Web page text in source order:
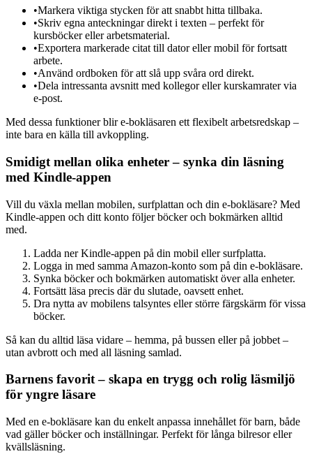
•Markera viktiga stycken för att snabbt hitta tillbaka.
•Skriv egna anteckningar direkt i texten – perfekt för
kursböcker eller arbetsmaterial.
•Exportera markerade citat till dator eller mobil för fortsatt
arbete.
•Använd ordboken för att slå upp svåra ord direkt.
•Dela intressanta avsnitt med kollegor eller kurskamrater via
e-post.
Med dessa funktioner blir e-bokläsaren ett flexibelt arbetsredskap –
inte bara en källa till avkoppling.
Smidigt mellan olika enheter – synka din läsning
med Kindle-appen
Vill du växla mellan mobilen, surfplattan och din e-bokläsare? Med
Kindle-appen och ditt konto följer böcker och bokmärken alltid
med.
Ladda ner Kindle-appen på din mobil eller surfplatta.
Logga in med samma Amazon-konto som på din e-bokläsare.
Synka böcker och bokmärken automatiskt över alla enheter.
Fortsätt läsa precis där du slutade, oavsett enhet.
Dra nytta av mobilens talsyntes eller större färgskärm för vissa
böcker.
Så kan du alltid läsa vidare – hemma, på bussen eller på jobbet –
utan avbrott och med all läsning samlad.
Barnens favorit – skapa en trygg och rolig läsmiljö
för yngre läsare
Med en e-bokläsare kan du enkelt anpassa innehållet för barn, både
vad gäller böcker och inställningar. Perfekt för långa bilresor eller
kvällsläsning.